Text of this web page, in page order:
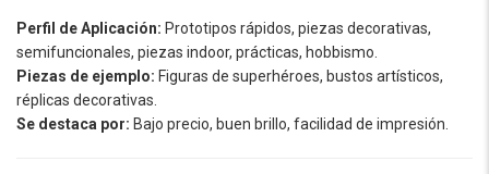
Perfil de Aplicación: Prototipos rápidos, piezas decorativas,
semifuncionales, piezas indoor, prácticas, hobbismo.
Piezas de ejemplo: Figuras de superhéroes, bustos artísticos,
réplicas decorativas.
Se destaca por: Bajo precio, buen brillo, facilidad de impresión.